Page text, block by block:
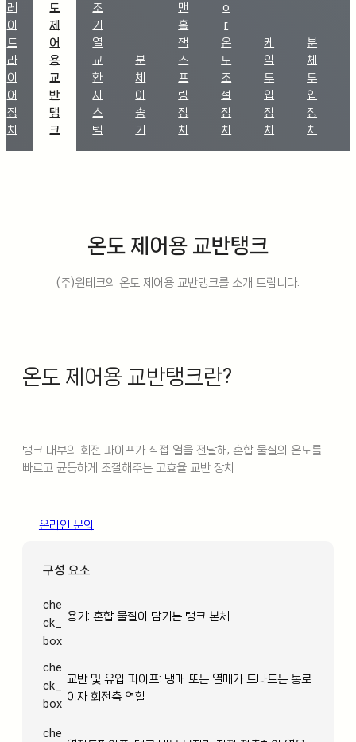
레
이
드
라
이
어
장
치
도
제
어
용
교
반
탱
크
조
기
열
교
환
시
스
템
분
체
이
송
기
맨
홀
잭
스
프
링
장
치
o
r
온
도
조
절
장
치
케
익
투
입
장
치
분
체
투
입
장
치
온도 제어용 교반탱크
(주)윈테크의 온도 제어용 교반탱크를 소개 드립니다.
온도 제어용 교반탱크란?
탱크 내부의 회전 파이프가 직접 열을 전달해, 혼합 물질의 온도를
빠르고 균등하게 조절해주는 고효율 교반 장치
온라인 문의
구성 요소
che
ck_
box
용기: 혼합 물질이 담기는 탱크 본체
che
ck_
box
교반 및 유입 파이프: 냉매 또는 열매가 드나드는 통로
이자 회전축 역할
che